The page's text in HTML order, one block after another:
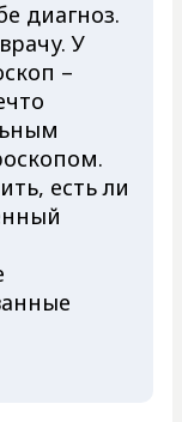
диагноз.
У
–
есть ли